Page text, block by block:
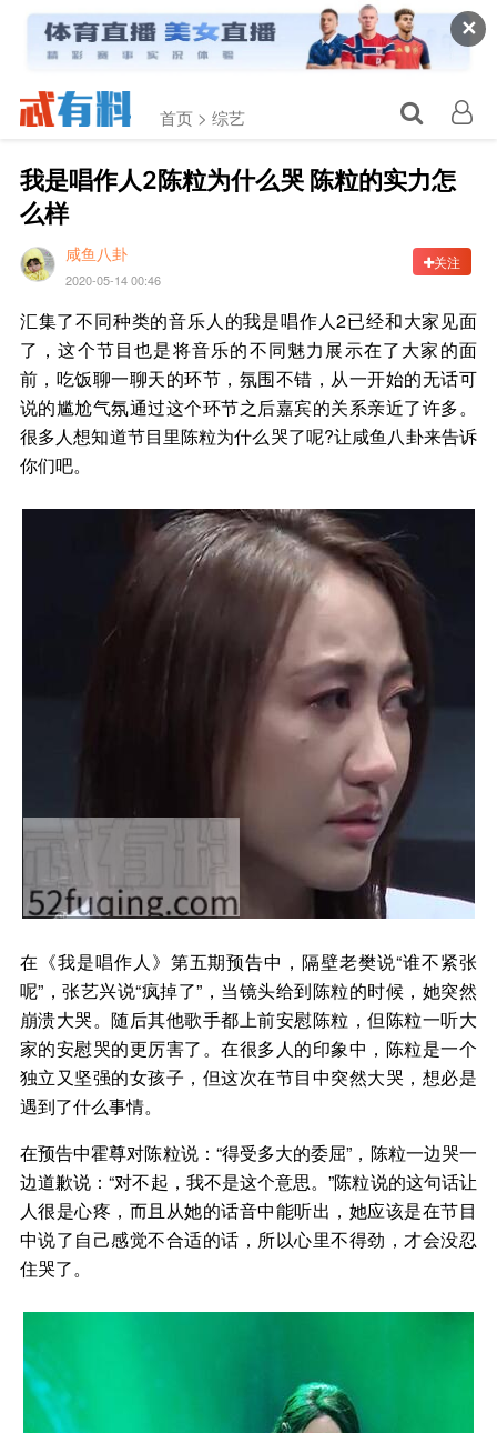
✕
首页 > 综艺
我是唱作人2陈粒为什么哭 陈粒的实力怎
么样
咸鱼八卦
2020-05-14 00:46
关注
汇集了不同种类的音乐人的我是唱作人2已经和大家见面
了，这个节目也是将音乐的不同魅力展示在了大家的面
前，吃饭聊一聊天的环节，氛围不错，从一开始的无话可
说的尴尬气氛通过这个环节之后嘉宾的关系亲近了许多。
很多人想知道节目里陈粒为什么哭了呢?让咸鱼八卦来告诉
你们吧。
在《我是唱作人》第五期预告中，隔壁老樊说“谁不紧张
呢”，张艺兴说“疯掉了”，当镜头给到陈粒的时候，她突然
崩溃大哭。随后其他歌手都上前安慰陈粒，但陈粒一听大
家的安慰哭的更厉害了。在很多人的印象中，陈粒是一个
独立又坚强的女孩子，但这次在节目中突然大哭，想必是
遇到了什么事情。
在预告中霍尊对陈粒说：“得受多大的委屈”，陈粒一边哭一
边道歉说：“对不起，我不是这个意思。”陈粒说的这句话让
人很是心疼，而且从她的话音中能听出，她应该是在节目
中说了自己感觉不合适的话，所以心里不得劲，才会没忍
住哭了。